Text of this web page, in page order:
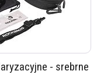
- srebrne